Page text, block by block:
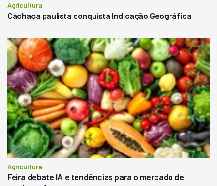
Agricultura
Cachaça paulista conquista Indicação Geográfica
Agricultura
Feira debate IA e tendências para o mercado de